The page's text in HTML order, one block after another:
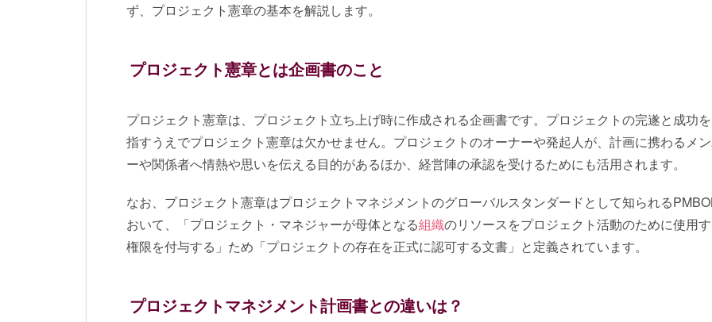
ず、プロジェクト憲章の基本を解説します。
プロジェクト憲章とは企画書のこと
プロジェクト憲章は、プロジェクト立ち上げ時に作成される企画書です。プロジェクトの完遂と成功
指すうえでプロジェクト憲章は欠かせません。プロジェクトのオーナーや発起人が、計画に携わるメ
ーや関係者へ情熱や思いを伝える目的があるほか、経営陣の承認を受けるためにも活用されます。
なお、プロジェクト憲章はプロジェクトマネジメントのグローバルスタンダードとして知られる
おいて、「プロジェクト・マネジャーが母体となる組織のリソースをプロジェクト活動のために使用
権限を付与する」ため「プロジェクトの存在を正式に認可する文書」と定義されています。
プロジェクトマネジメント計画書との違いは？